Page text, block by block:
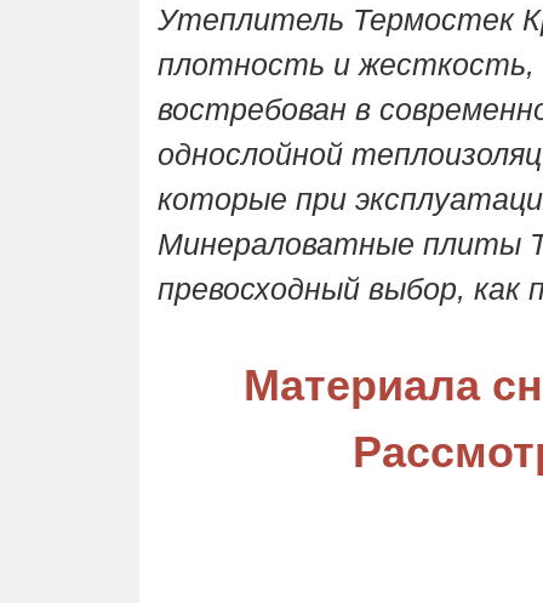
Утеплитель Термостек
плотность и
востребован в
однослойной
которые при
Минераловатные плиты
превосходный выбор, как
Материала